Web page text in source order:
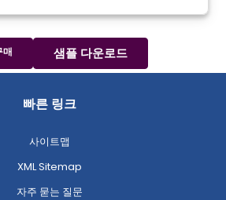
매 샘플 다운로드
빠른 링크
사이트맵
XML Sitemap
자주 묻는 질문